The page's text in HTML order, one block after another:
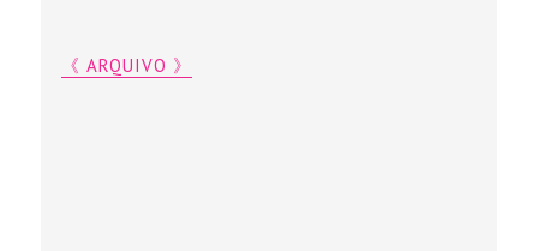
《 ARQUIVO 》